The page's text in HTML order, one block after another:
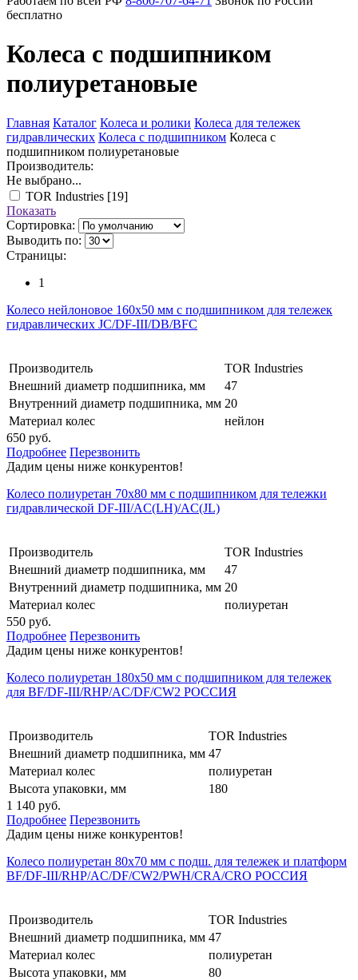
бесплатно
Колеса с подшипником
полиуретановые
Главная Каталог Колеса и ролики Колеса для тележек
гидравлических Колеса с подшипником Колеса с
подшипником полиуретановые
Производитель:
Не выбрано...
TOR Industries [19]
Показать
Сортировка:
Выводить по:
Страницы:
1
Колесо нейлоновое 160х50 мм с подшипником для тележек
гидравлических JC/DF-III/DB/BFC
Производитель
TOR Industries
Внешний диаметр подшипника, мм
47
Внутренний диаметр подшипника, мм 20
Материал колес
нейлон
650 руб.
Подробнее Перезвонить
Дадим цены ниже конкурентов!
Колесо полиуретан 70х80 мм с подшипником для тележки
гидравлической DF-III/AC(LH)/AC(JL)
Производитель
TOR Industries
Внешний диаметр подшипника, мм
47
Внутренний диаметр подшипника, мм 20
Материал колес
полиуретан
550 руб.
Подробнее Перезвонить
Дадим цены ниже конкурентов!
Колесо полиуретан 180х50 мм с подшипником для тележек
для BF/DF-III/RHP/AC/DF/CW2 РОССИЯ
Производитель
TOR Industries
Внешний диаметр подшипника, мм 47
Материал колес
полиуретан
Высота упаковки, мм
180
1 140 руб.
Подробнее Перезвонить
Дадим цены ниже конкурентов!
Колесо полиуретан 80х70 мм с подш. для тележек и платформ
BF/DF-III/RHP/AC/DF/CW2/PWH/CRA/CRO РОССИЯ
Производитель
TOR Industries
Внешний диаметр подшипника, мм 47
Материал колес
полиуретан
Высота упаковки, мм
80